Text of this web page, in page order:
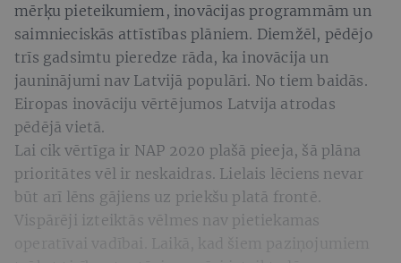
mērķu pieteikumiem, inovācijas programmām un
saimnieciskās attīstības plāniem. Diemžēl, pēdējo
trīs gadsimtu pieredze rāda, ka inovācija un
jauninājumi nav Latvijā populāri. No tiem baidās.
Eiropas inovāciju vērtējumos Latvija atrodas
pēdējā vietā.
Lai cik vērtīga ir NAP 2020 plašā pieeja, šā plāna
prioritātes vēl ir neskaidras. Lielais lēciens nevar
būt arī lēns gājiens uz priekšu platā frontē.
Vispārēji izteiktās vēlmes nav pietiekamas
operatīvai vadībai. Laikā, kad šiem paziņojumiem